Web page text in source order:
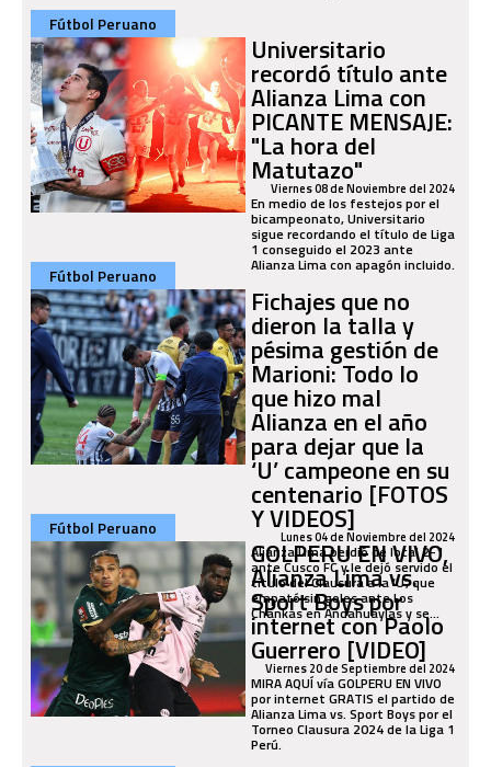
Fútbol Peruano
Universitario
recordó título ante
Alianza Lima con
PICANTE MENSAJE:
"La hora del
Matutazo"
Viernes 08 de Noviembre del 2024
En medio de los festejos por el
bicampeonato, Universitario
sigue recordando el título de Liga
1 conseguido el 2023 ante
Alianza Lima con apagón incluido.
Fútbol Peruano
Fichajes que no
dieron la talla y
pésima gestión de
Marioni: Todo lo
que hizo mal
Alianza en el año
para dejar que la
‘U’ campeone en su
centenario [FOTOS
Y VIDEOS]
Lunes 04 de Noviembre del 2024
Alianza Lima perdió de local 2-1
ante Cusco FC y le dejó servido el
título del Clausura a la ‘U’, que
empató sin goles ante Los
Chankas en Andahuaylas y se...
Fútbol Peruano
GOLPERU EN VIVO,
Alianza Lima vs.
Sport Boys por
internet con Paolo
Guerrero [VIDEO]
Viernes 20 de Septiembre del 2024
MIRA AQUÍ vía GOLPERU EN VIVO
por internet GRATIS el partido de
Alianza Lima vs. Sport Boys por el
Torneo Clausura 2024 de la Liga 1
Perú.